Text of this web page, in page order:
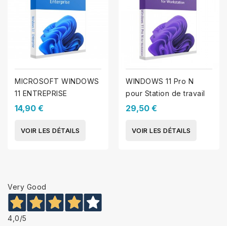
MICROSOFT WINDOWS
11 ENTREPRISE
14,90 €
VOIR LES DÉTAILS
WINDOWS 11 Pro N
pour Station de travail
29,50 €
VOIR LES DÉTAILS
Very Good
4,0/5